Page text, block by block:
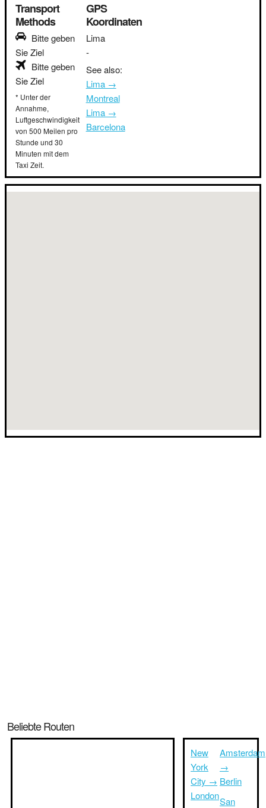
Transport
Methods
Bitte geben
Sie Ziel
Bitte geben
Sie Ziel
* Unter der
Annahme,
Luftgeschwindigkeit
von 500 Meilen pro
Stunde und 30
Minuten mit dem
Taxi Zeit.
GPS
Koordinaten
Lima
-
See also:
Lima →
Montreal
Lima →
Barcelona
Beliebte Routen
New
York
City →
London
Amsterdam
→
Berlin
San